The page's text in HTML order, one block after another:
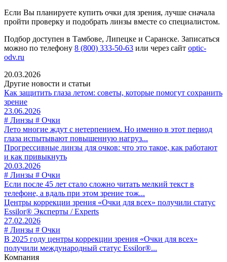
Если Вы планируете купить очки для зрения, лучше сначала
пройти проверку и подобрать линзы вместе со специалистом.
Подбор доступен в Тамбове, Липецке и Саранске. Записаться
можно по телефону 8 (800) 333-50-63 или через сайт optic-
odv.ru
20.03.2026
Другие новости и статьи
Как защитить глаза летом: советы, которые помогут сохранить
зрение
23.06.2026
# Линзы # Очки
Лето многие ждут с нетерпением. Но именно в этот период
глаза испытывают повышенную нагруз...
Прогрессивные линзы для очков: что это такое, как работают
и как привыкнуть
20.03.2026
# Линзы # Очки
Если после 45 лет стало сложно читать мелкий текст в
телефоне, а вдаль при этом зрение тож...
Центры коррекции зрения «Очки для всех» получили статус
Essilor® Эксперты / Experts
27.02.2026
# Линзы # Очки
В 2025 году центры коррекции зрения «Очки для всех»
получили международный статус Essilor®...
Компания